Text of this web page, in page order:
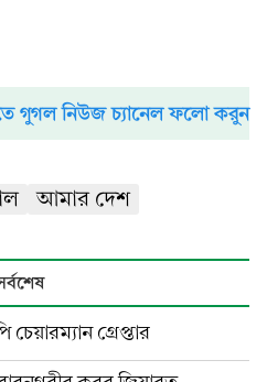
গুগল নিউজ চ্যানেল ফলো করুন
আমার দেশ
গ্রেপ্তার